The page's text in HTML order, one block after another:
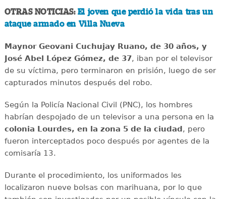
OTRAS NOTICIAS: El joven que perdió la vida tras un
ataque armado en Villa Nueva
Maynor Geovani Cuchujay Ruano, de 30 años, y
José Abel López Gómez, de 37, iban por el televisor
de su víctima, pero terminaron en prisión, luego de ser
capturados minutos después del robo.
Según la Policía Nacional Civil (PNC), los hombres
habrían despojado de un televisor a una persona en la
colonia Lourdes, en la zona 5 de la ciudad, pero
fueron interceptados poco después por agentes de la
comisaría 13.
Durante el procedimiento, los uniformados les
localizaron nueve bolsas con marihuana, por lo que